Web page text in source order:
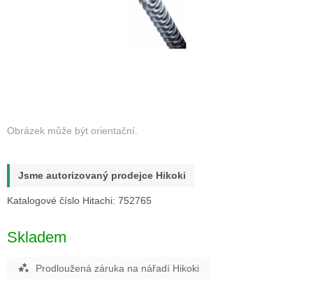
Jsme autorizovaný prodejce Hikoki
Katalogové číslo Hitachi: 752765
Skladem
Prodloužená záruka na nářadí Hikoki